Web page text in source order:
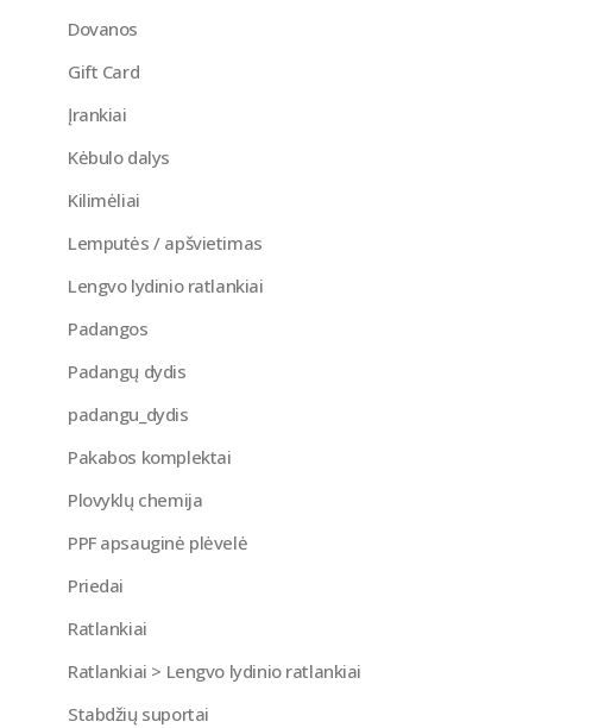
Dovanos
Gift Card
Įrankiai
Kėbulo dalys
Kilimėliai
Lemputės / apšvietimas
Lengvo lydinio ratlankiai
Padangos
Padangų dydis
padangu_dydis
Pakabos komplektai
Plovyklų chemija
PPF apsauginė plėvelė
Priedai
Ratlankiai
Ratlankiai > Lengvo lydinio ratlankiai
Stabdžių suportai